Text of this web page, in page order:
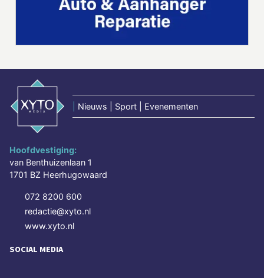
Nieuws | Sport | Evenementen
Hoofdvestiging:
van Benthuizenlaan 1
1701 BZ Heerhugowaard
072 8200 600
redactie@xyto.nl
www.xyto.nl
SOCIAL MEDIA